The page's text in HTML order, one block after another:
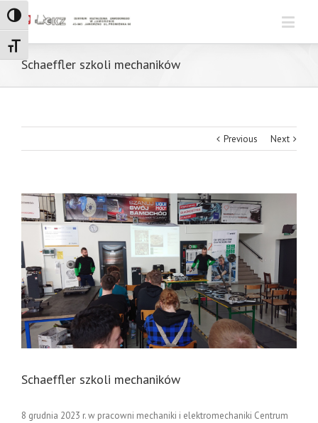
Toggle High Contrast
Toggle Font size
Schaeffler szkoli mechaników
Previous Next
Schaeffler szkoli mechaników
8 grudnia 2023 r. w pracowni mechaniki i elektromechaniki Centrum